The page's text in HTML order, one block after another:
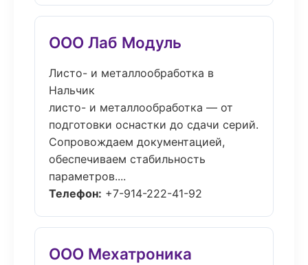
ООО Лаб Модуль
Листо- и металлообработка в
Нальчик
листо- и металлообработка — от
подготовки оснастки до сдачи серий.
Сопровождаем документацией,
обеспечиваем стабильность
параметров....
Телефон: +7-914-222-41-92
ООО Мехатроника